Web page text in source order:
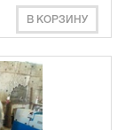
В КОРЗИНУ